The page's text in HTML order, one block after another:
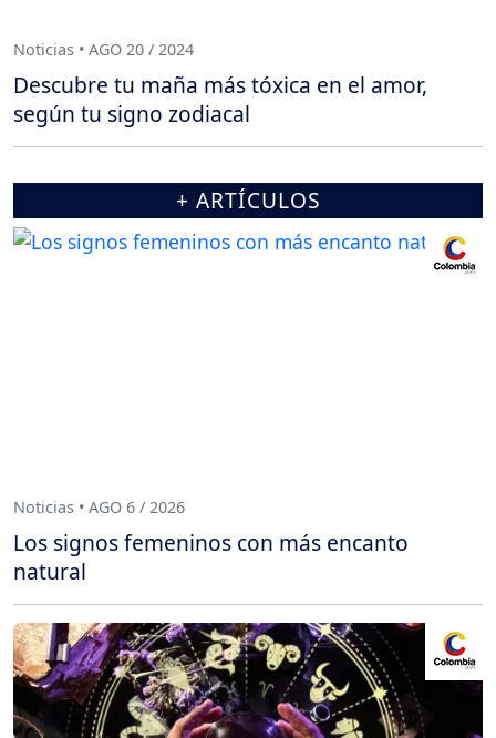
Noticias • AGO 20 / 2024
Descubre tu maña más tóxica en el amor,
según tu signo zodiacal
+ ARTÍCULOS
Noticias • AGO 6 / 2026
Los signos femeninos con más encanto
natural